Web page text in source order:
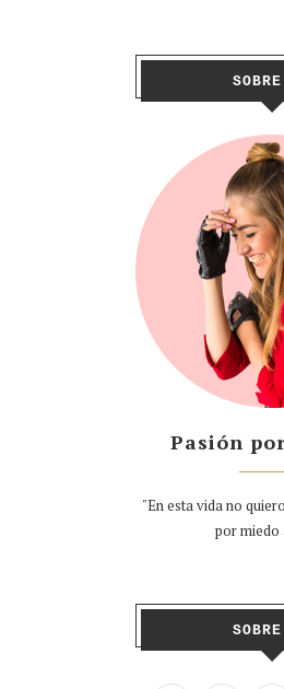
Pasión
"En esta vida no
por miedo